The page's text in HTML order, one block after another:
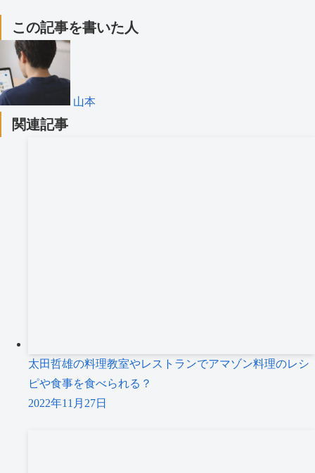
この記事を書いた人
山本
関連記事
太田哲雄の料理教室やレストランでアマゾン料理のレシ
ピや食事を食べられる？
2022年11月27日